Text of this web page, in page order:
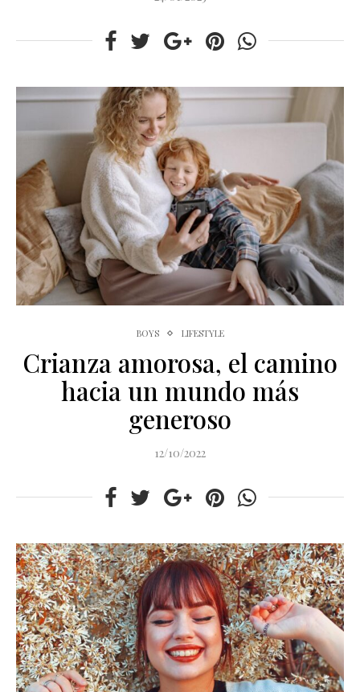
BOYS LIFESTYLE
Crianza amorosa, el camino
hacia un mundo más
generoso
12/10/2022